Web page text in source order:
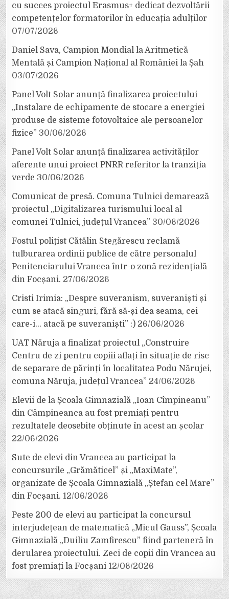
cu succes proiectul Erasmus+ dedicat dezvoltării
competențelor formatorilor în educația adulților
07/07/2026
Daniel Sava, Campion Mondial la Aritmetică
Mentală și Campion Național al României la Șah
03/07/2026
Panel Volt Solar anunță finalizarea proiectului
„Instalare de echipamente de stocare a energiei
produse de sisteme fotovoltaice ale persoanelor
fizice” 30/06/2026
Panel Volt Solar anunță finalizarea activităților
aferente unui proiect PNRR referitor la tranziția
verde 30/06/2026
Comunicat de presă. Comuna Tulnici demarează
proiectul „Digitalizarea turismului local al
comunei Tulnici, județul Vrancea” 30/06/2026
Fostul polițist Cătălin Stegărescu reclamă
tulburarea ordinii publice de către personalul
Penitenciarului Vrancea într-o zonă rezidențială
din Focșani. 27/06/2026
Cristi Irimia: „Despre suveranism, suveraniști și
cum se atacă singuri, fără să-și dea seama, cei
care-i… atacă pe suveraniști” :) 26/06/2026
UAT Năruja a finalizat proiectul „Construire
Centru de zi pentru copiii aflați în situație de risc
de separare de părinți în localitatea Podu Nărujei,
comuna Năruja, județul Vrancea” 24/06/2026
Elevii de la Școala Gimnazială „Ioan Cîmpineanu”
din Câmpineanca au fost premiați pentru
rezultatele deosebite obținute în acest an școlar
22/06/2026
Sute de elevi din Vrancea au participat la
concursurile „Grămăticel” și „MaxiMate”,
organizate de Școala Gimnazială „Ștefan cel Mare”
din Focșani. 12/06/2026
Peste 200 de elevi au participat la concursul
interjudețean de matematică „Micul Gauss”, Școala
Gimnazială „Duiliu Zamfirescu” fiind parteneră în
derularea proiectului. Zeci de copii din Vrancea au
fost premiați la Focșani 12/06/2026